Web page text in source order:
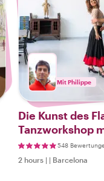
Mit Philippe
Die Kunst des
Tanzworkshop
Einheimischen
548
2 hours | | Barcelona